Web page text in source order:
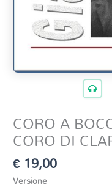
CORO A
CORO DI
€ 19,00
Versione